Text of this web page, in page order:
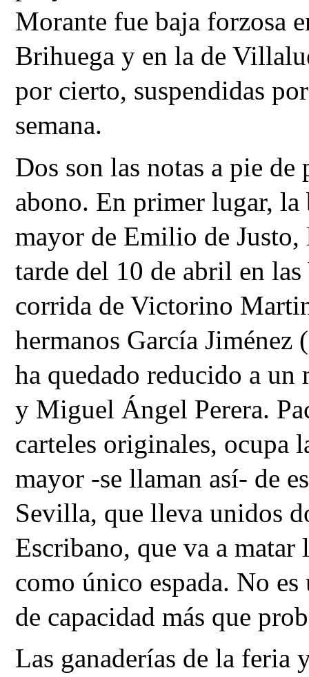
Morante fue baja forzosa
Brihuega y en la de
por cierto, suspendidas
semana.
Dos son las notas a pie
abono. En primer lugar, la
mayor de Emilio de Justo,
tarde del 10 de abril en
corrida de Victorino
hermanos García
ha quedado reducido a un
y Miguel Ángel Perera.
carteles originales, ocupa
mayor -se llaman así- de
Sevilla, que lleva unidos
Escribano, que va a
como único espada. No
de capacidad más que
Las ganaderías de la feria